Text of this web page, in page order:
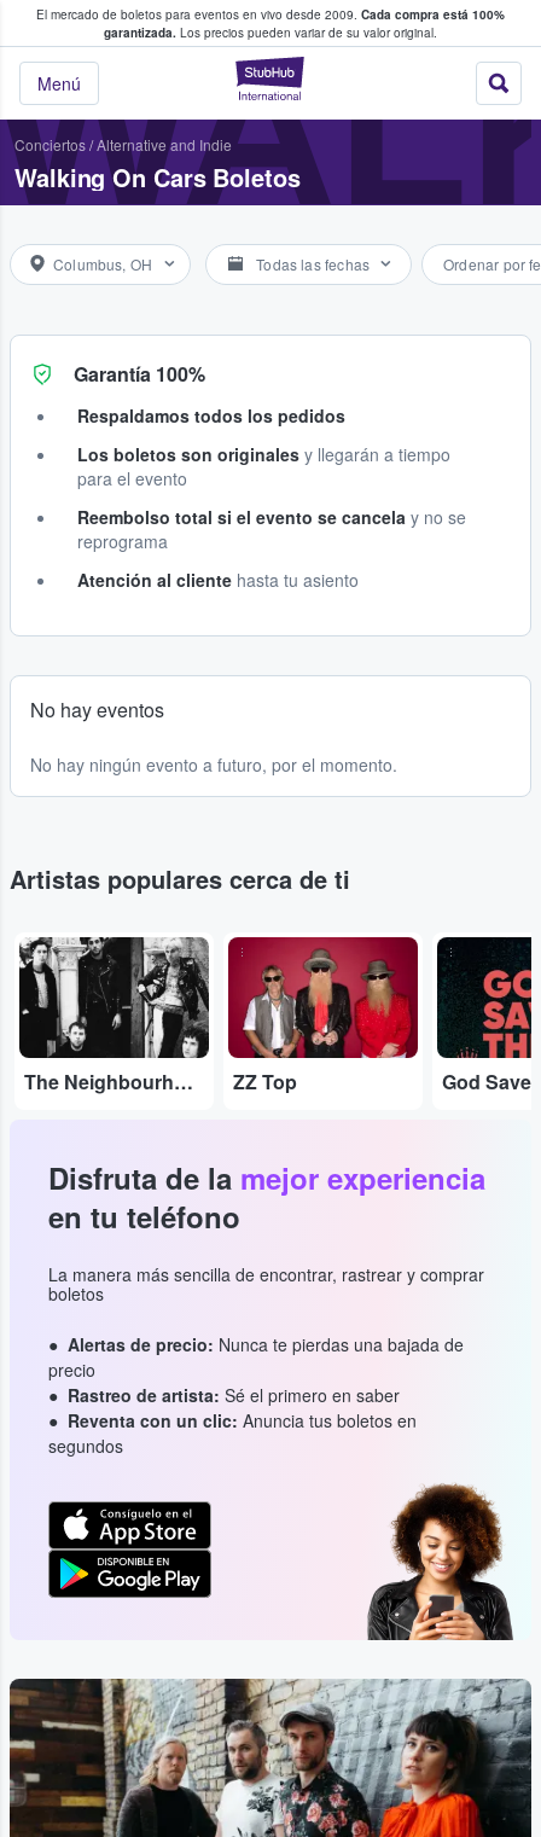
El mercado de boletos para eventos en vivo desde 2009. Cada compra está 100%
garantizada. Los precios pueden variar de su valor original.
StubHub: donde
Menú
fans compran y venden boletos
Conciertos/Alternative and Indie
Walking On Cars Boletos
Columbus, OH Todas las fechas Ordenar por
Garantía 100%
Respaldamos todos los pedidos
Los boletos son originales y llegarán a tiempo
para el evento
Reembolso total si el evento se cancela y no se
reprograma
Atención al cliente hasta tu asiento
No hay eventos
No hay ningún evento a futuro, por el momento.
Artistas populares cerca de ti
...
The Neighbourhood
...
ZZ Top
...
Disfruta de la mejor experiencia
en tu teléfono
La manera más sencilla de encontrar, rastrear y comprar
boletos
Alertas de precio: Nunca te pierdas una bajada de
precio
Rastreo de artista: Sé el primero en saber
Reventa con un clic: Anuncia tus boletos en
segundos